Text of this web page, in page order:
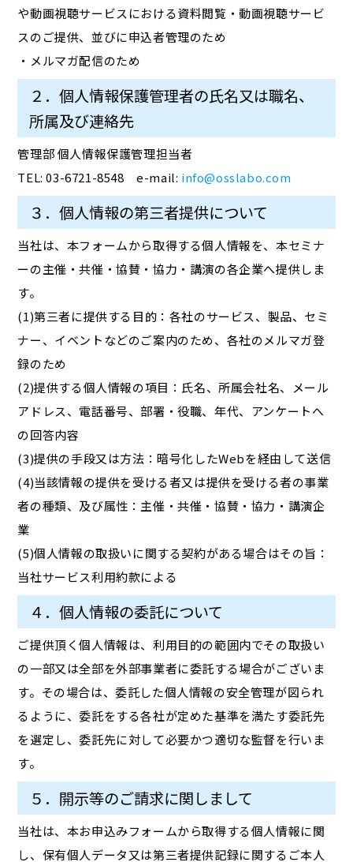
や動画視聴サービスにおける資料閲覧・動画視聴サービ
スのご提供、並びに申込者管理のため
・メルマガ配信のため
２．個人情報保護管理者の氏名又は職名、
所属及び連絡先
管理部 個人情報保護管理担当者
TEL: 03-6721-8548 e-mail: info@osslabo.com
３．個人情報の第三者提供について
当社は、本フォームから取得する個人情報を、本セミナ
ーの主催・共催・協賛・協力・講演の各企業へ提供しま
す。
(1)第三者に提供する目的：各社のサービス、製品、セミ
ナー、イベントなどのご案内のため、各社のメルマガ登
録のため
(2)提供する個人情報の項目：氏名、所属会社名、メール
アドレス、電話番号、部署・役職、年代、アンケートへ
の回答内容
(3)提供の手段又は方法：暗号化したWebを経由して送信
(4)当該情報の提供を受ける者又は提供を受ける者の事業
者の種類、及び属性：主催・共催・協賛・協力・講演企
業
(5)個人情報の取扱いに関する契約がある場合はその旨：
当社サービス利用約款による
４．個人情報の委託について
ご提供頂く個人情報は、利用目的の範囲内でその取扱い
の一部又は全部を外部事業者に委託する場合がございま
す。その場合は、委託した個人情報の安全管理が図られ
るように、委託をする各社が定めた基準を満たす委託先
を選定し、委託先に対して必要かつ適切な監督を行いま
す。
５．開示等のご請求に関しまして
当社は、本お申込みフォームから取得する個人情報に関
し、保有個人データ又は第三者提供記録に関するご本人